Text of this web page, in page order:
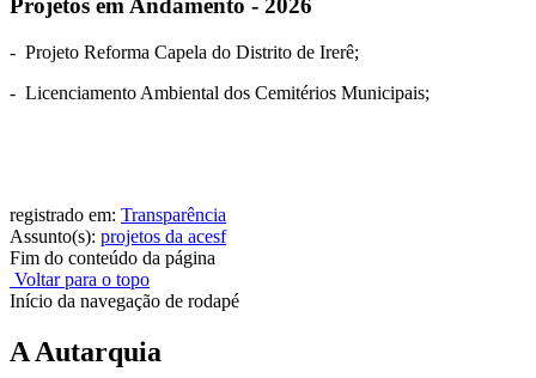
Projetos em Andamento - 2026
- Projeto Reforma Capela do Distrito de Irerê;
- Licenciamento Ambiental dos Cemitérios Municipais;
registrado em: Transparência
Assunto(s): projetos da acesf
Fim do conteúdo da página
Voltar para o topo
Início da navegação de rodapé
A Autarquia